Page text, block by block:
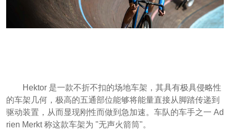
Hektor 是一款不折不扣的场地车架，其具有极具侵略性
的车架几何，极高的五通部位能够将能量直接从脚踏传递到
驱动装置，从而显现刚性而做到急加速。车队的车手之一 Ad
rien Merkt 称这款车架为 "无声火箭筒"。